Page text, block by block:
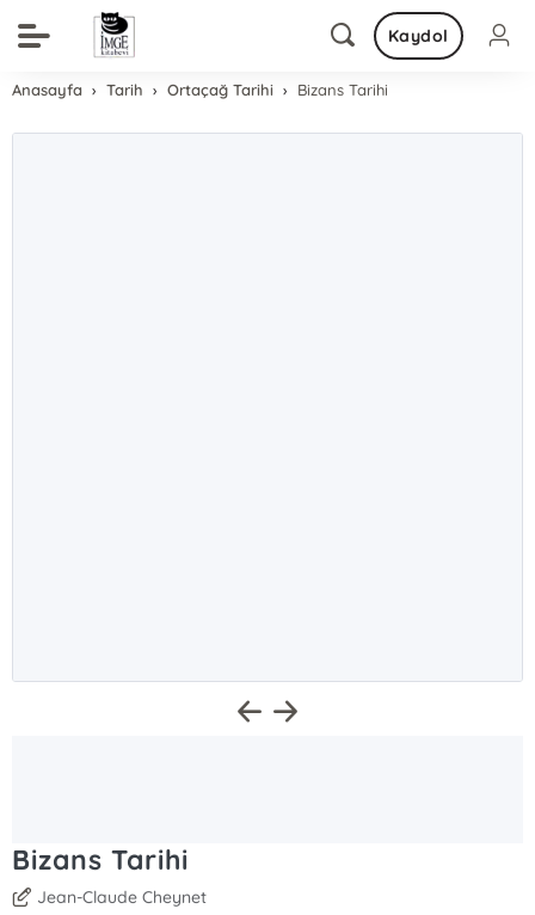
Kaydol
Anasayfa Tarih Ortaçağ Tarihi Bizans Tarihi
Bizans Tarihi
Jean-Claude Cheynet